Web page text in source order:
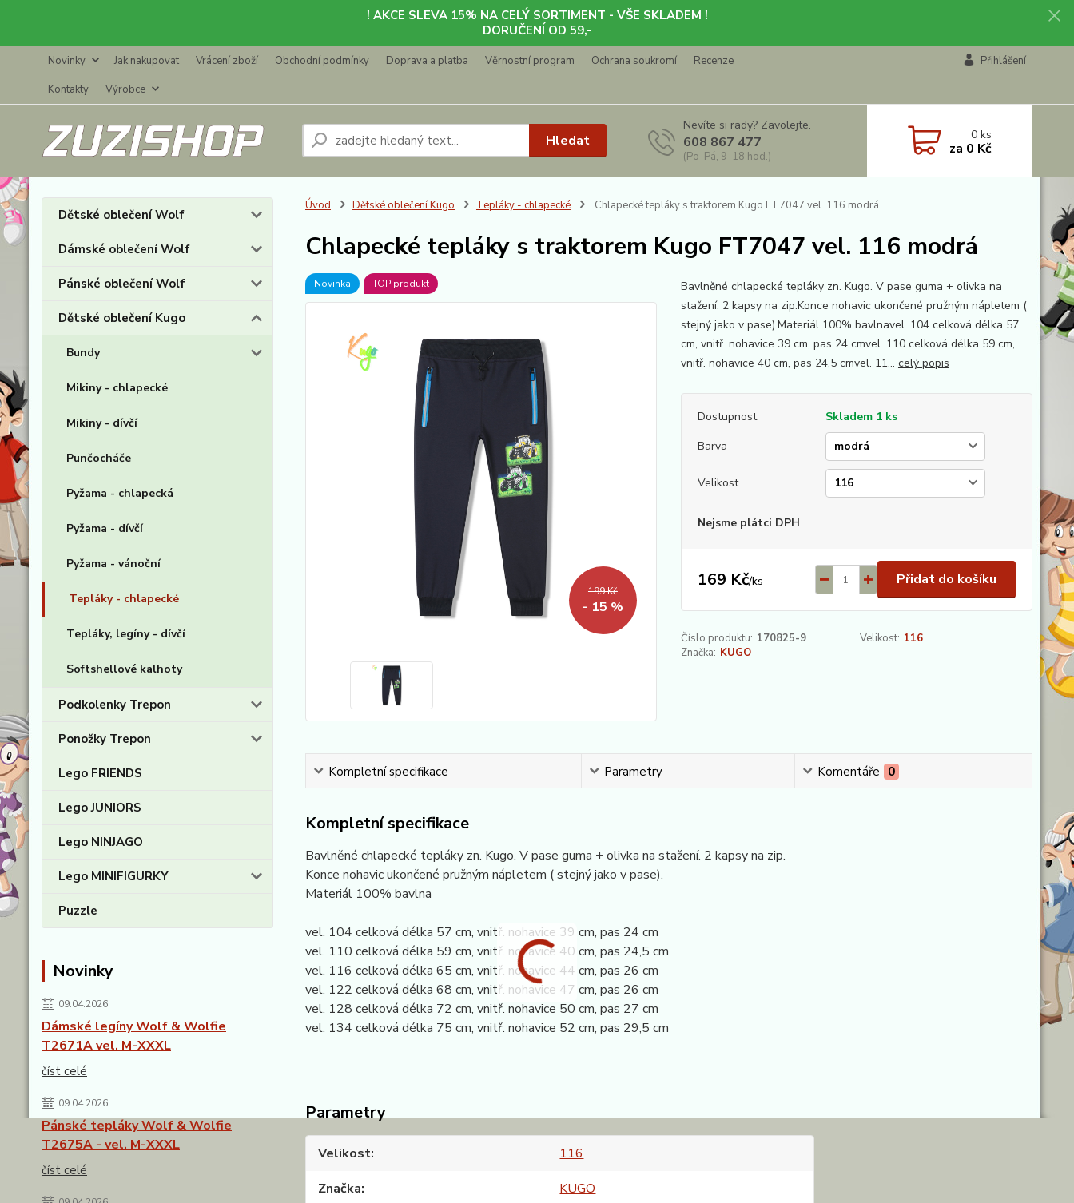
! AKCE SLEVA 15% NA CELÝ SORTIMENT - VŠE SKLADEM !
DORUČENÍ OD 59,-
Novinky Jak nakupovat Vrácení zboží Obchodní podmínky Doprava a platba Věrnostní program Ochrana soukromí
Recenze
Kontakty
Výrobce
Přihlášení
Hledat
Nevíte si rady? Zavolejte.
608 867 477
(Po-Pá, 9-18 hod.)
0ks
za 0 Kč
Dětské oblečení Wolf
Dámské oblečení Wolf
Pánské oblečení Wolf
Dětské oblečení Kugo
Bundy
Mikiny - chlapecké
Mikiny - dívčí
Punčocháče
Pyžama - chlapecká
Pyžama - dívčí
Pyžama - vánoční
Tepláky - chlapecké
Tepláky, legíny - dívčí
Softshellové kalhoty
Podkolenky Trepon
Ponožky Trepon
Lego FRIENDS
Lego JUNIORS
Lego NINJAGO
Lego MINIFIGURKY
Puzzle
Novinky
09.04.2026
Dámské legíny Wolf & Wolfie
T2671A vel. M-XXXL
číst celé
09.04.2026
Pánské tepláky Wolf & Wolfie
T2675A - vel. M-XXXL
číst celé
Úvod Dětské oblečení Kugo Tepláky - chlapecké Chlapecké tepláky s traktorem Kugo FT7047 vel. 116 modrá
Chlapecké tepláky s traktorem Kugo FT7047 vel. 116 modrá
Novinka TOP produkt
199 Kč
- 15 %
Bavlněné chlapecké tepláky zn. Kugo. V pase guma + olivka na
stažení. 2 kapsy na zip.Konce nohavic ukončené pružným nápletem (
stejný jako v pase).Materiál 100% bavlnavel. 104 celková délka 57
cm, vnitř. nohavice 39 cm, pas 24 cmvel. 110 celková délka 59 cm,
vnitř. nohavice 40 cm, pas 24,5 cmvel. 11... celý popis
Dostupnost
Skladem 1 ks
Barva
Velikost
Nejsme plátci DPH
169 Kč/ks Přidat do košíku
Číslo produktu: 170825-9 Velikost: 116
Značka: KUGO
Kompletní specifikace Parametry Komentáře 0
Kompletní specifikace
Bavlněné chlapecké tepláky zn. Kugo. V pase guma + olivka na stažení. 2 kapsy na zip.
Konce nohavic ukončené pružným nápletem ( stejný jako v pase).
Materiál 100% bavlna
vel. 104 celková délka 57 cm, vnitř. nohavice 39 cm, pas 24 cm
vel. 110 celková délka 59 cm, vnitř. nohavice 40 cm, pas 24,5 cm
vel. 116 celková délka 65 cm, vnitř. nohavice 44 cm, pas 26 cm
vel. 122 celková délka 68 cm, vnitř. nohavice 47 cm, pas 26 cm
vel. 128 celková délka 72 cm, vnitř. nohavice 50 cm, pas 27 cm
vel. 134 celková délka 75 cm, vnitř. nohavice 52 cm, pas 29,5 cm
Parametry
Velikost
116
Značka
KUGO